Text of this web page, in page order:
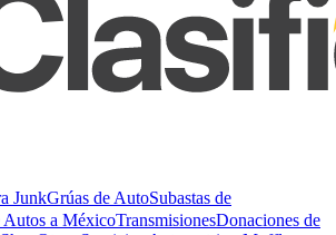
JunkGrúas de AutoSubastas de
a MéxicoTransmisionesDonaciones de